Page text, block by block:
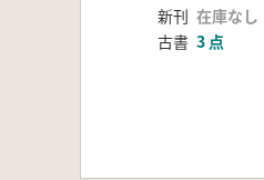
新刊 在庫なし
古書 3 点